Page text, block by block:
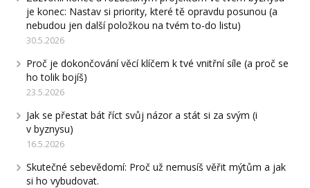
je konec: Nastav si priority, které tě opravdu posunou (a
nebudou jen další položkou na tvém to-do listu)
30.5.2026
Proč je dokončování věcí klíčem k tvé vnitřní síle (a proč se
ho tolik bojíš)
23.5.2026
Jak se přestat bát říct svůj názor a stát si za svým (i
v byznysu)
16.5.2026
Skutečné sebevědomí: Proč už nemusíš věřit mýtům a jak
si ho vybudovat.